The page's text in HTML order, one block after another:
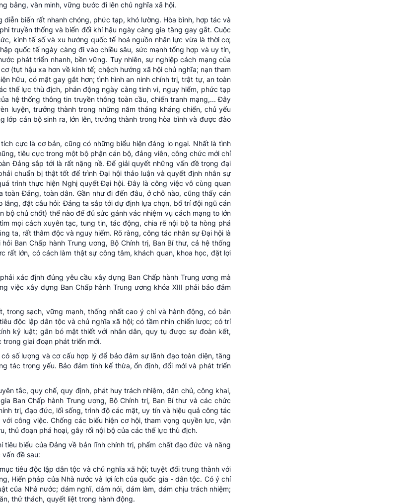
bằng, văn minh, vững bước đi lên chủ nghĩa xã hội.
biến rất nhanh chóng, phức tạp, khó lường. Hòa bình, hợp tác và
truyền thống và biến đổi khí hậu ngày càng gia tăng gay gắt. Cuộc
kinh tế số và xu hướng quốc tế hoá nguồn nhân lực vừa là thời cơ,
quốc tế ngày càng đi vào chiều sâu, sức mạnh tổng hợp và uy tín,
phát triển nhanh, bền vững. Tuy nhiên, sự nghiệp cách mạng của
(tụt hậu xa hơn về kinh tế; chệch hướng xã hội chủ nghĩa; nạn tham
hữu, có mặt gay gắt hơn; tình hình an ninh chính trị, trật tự, an toàn
thế lực thù địch, phản động ngày càng tinh vi, nguy hiểm, phức tạp
hệ thống thông tin truyền thông toàn cầu, chiến tranh mạng,... Đây
luyện, trưởng thành trong những năm tháng kháng chiến, chủ yếu
cán bộ sinh ra, lớn lên, trưởng thành trong hòa bình và được đào
cực là cơ bản, cũng có những biểu hiện đáng lo ngại. Nhất là tình
tiêu cực trong một bộ phận cán bộ, đảng viên, công chức mới chỉ
Đảng sắp tới là rất nặng nề. Để giải quyết những vấn đề trọng đại
chuẩn bị thật tốt để trình Đại hội thảo luận và quyết định nhân sự
trình thực hiện Nghị quyết Đại hội. Đây là công việc vô cùng quan
Đảng, toàn dân. Gần như đi đến đâu, ở chỗ nào, cũng thấy cán
đặt câu hỏi: Đảng ta sắp tới dự định lựa chọn, bố trí đội ngũ cán
bộ chủ chốt) thế nào để đủ sức gánh vác nhiệm vụ cách mạng to lớn
mọi cách xuyên tạc, tung tin, tác động, chia rẽ nội bộ ta hòng phá
ta, rất thâm độc và nguy hiểm. Rõ ràng, công tác nhân sự Đại hội là
Ban Chấp hành Trung ương, Bộ Chính trị, Ban Bí thư, cả hệ thống
rất lớn, có cách làm thật sự công tâm, khách quan, khoa học, đặt lợi
xác định đúng yêu cầu xây dựng Ban Chấp hành Trung ương mà
việc xây dựng Ban Chấp hành Trung ương khóa XIII phải bảo đảm
trong sạch, vững mạnh, thống nhất cao ý chí và hành động, có bản
độc lập dân tộc và chủ nghĩa xã hội; có tầm nhìn chiến lược; có trí
kỷ luật; gắn bó mật thiết với nhân dân, quy tụ được sự đoàn kết,
giai đoạn phát triển mới.
số lượng và cơ cấu hợp lý để bảo đảm sự lãnh đạo toàn diện, tăng
tác trọng yếu. Bảo đảm tính kế thừa, ổn định, đổi mới và phát triển
tắc, quy chế, quy định, phát huy trách nhiệm, dân chủ, công khai,
Ban Chấp hành Trung ương, Bộ Chính trị, Ban Bí thư và các chức
trị, đạo đức, lối sống, trình độ các mặt, uy tín và hiệu quả công tác
công việc. Chống các biểu hiện cơ hội, tham vọng quyền lực, vận
thủ đoạn phá hoại, gây rối nội bộ của các thế lực thù địch.
tiêu biểu của Đảng về bản lĩnh chính trị, phẩm chất đạo đức và năng
đề sau:
tiêu độc lập dân tộc và chủ nghĩa xã hội; tuyệt đối trung thành với
Hiến pháp của Nhà nước và lợi ích của quốc gia - dân tộc. Có ý chí
của Nhà nước; dám nghĩ, dám nói, dám làm, dám chịu trách nhiệm;
thử thách, quyết liệt trong hành động.